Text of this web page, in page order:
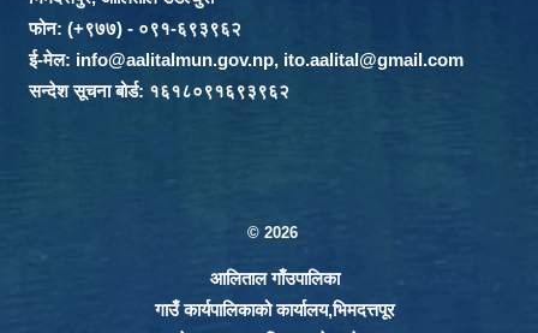
फोन: (+९७७) - ०९१-६९३९६२
ई-मेल: info@aalitalmun.gov.np, ito.aalital@gmail.com
सन्देश सूचना बोर्ड: १६१८०९१६९३९६२
© 2026
आलिताल गाँउपालिका
गाउँ कार्यपालिकाको कार्यालय,भिमदत्तपूर